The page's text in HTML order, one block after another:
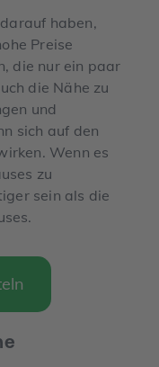
haben,
Preise
die nur ein paar
die Nähe zu
und
sich auf den
Wenn es
zu
sein als die